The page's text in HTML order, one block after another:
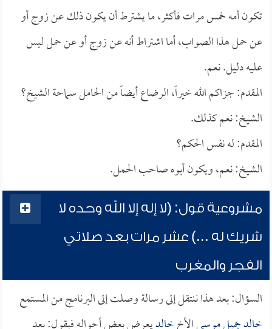
تكون أمه خمس مرات فأكثر، ما يشترط أن يكون ذلك عن زوج أو
عن حمل هذا الصواب، أما اشتراط أنه عن زوج أو عن حمل ليس
عليه دليل. نعم.
المقدم: جزاكم الله خيراً، الرضاع أيضاً من الحامل سماحة الشيخ؟
الشيخ: نعم كذلك.
المقدم: له نفس الحكم؟
الشيخ: نعم، ويكون أبوه صاحب الحمل.
مشروعية قول: (لا إله إلا الله وحده لا
شريك له ...) عشر مرات بعد صلاتي
الفجر والمغرب
السؤال: بعد هذا ننتقل إلى رسالة وصلت إلى البرنامج من المستمع